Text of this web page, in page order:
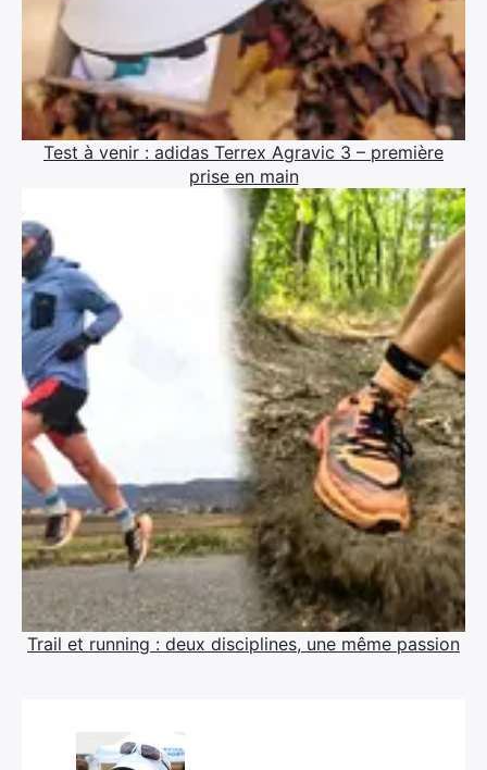
Test à venir : adidas Terrex Agravic 3 – première
prise en main
Trail et running : deux disciplines, une même passion